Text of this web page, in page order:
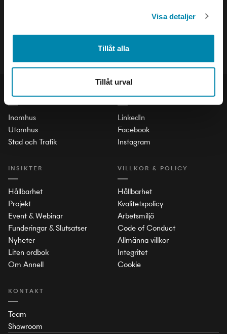
Visa detaljer
Tillåt alla
Tillåt urval
Håll dig uppdaterad om det senaste inom ljusets värld!
PRODUKTER
Inomhus
Utomhus
Stad och Trafik
INSIKTER
Hållbarhet
Projekt
Event & Webinar
Funderingar & Slutsatser
Nyheter
Liten ordbok
Om Annell
KONTAKT
Team
Showroom
SOCIAL
LinkedIn
Facebook
Instagram
VILLKOR & POLICY
Hållbarhet
Kvalitetspolicy
Arbetsmiljö
Code of Conduct
Allmänna villkor
Integritet
Cookie